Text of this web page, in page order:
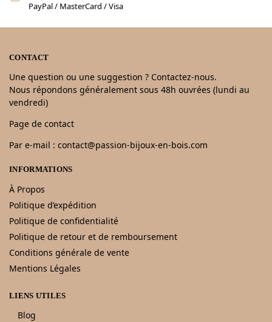
PayPal / MasterCard / Visa
CONTACT
Une question ou une suggestion ? Contactez-nous.
Nous répondons généralement sous 48h ouvrées (lundi au
vendredi)
Page de contact
Par e-mail : contact@passion-bijoux-en-bois.com
INFORMATIONS
À Propos
Politique d’expédition
Politique de confidentialité
Politique de retour et de remboursement
Conditions générale de vente
Mentions Légales
LIENS UTILES
Blog